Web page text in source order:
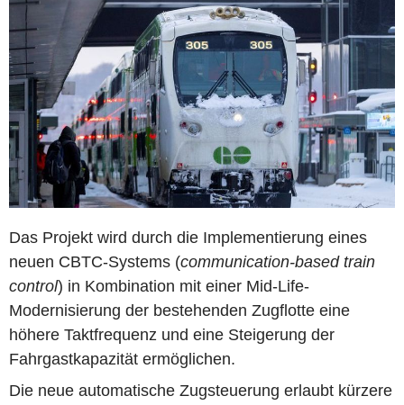
Das Projekt wird durch die Implementierung eines
neuen CBTC-Systems (communication-based train
control) in Kombination mit einer Mid-Life-
Modernisierung der bestehenden Zugflotte eine
höhere Taktfrequenz und eine Steigerung der
Fahrgastkapazität ermöglichen.
Die neue automatische Zugsteuerung erlaubt kürzere